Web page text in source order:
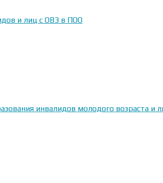
и лиц с ОВЗ в ПОО
инвалидов молодого возраста